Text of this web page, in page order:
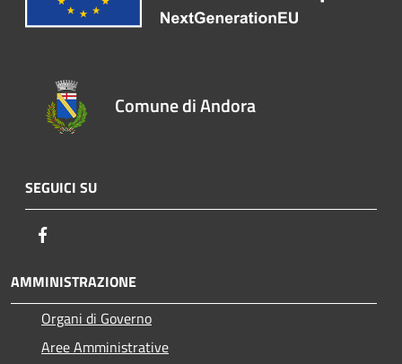
Comune di Andora
SEGUICI SU
AMMINISTRAZIONE
Organi di Governo
Aree Amministrative